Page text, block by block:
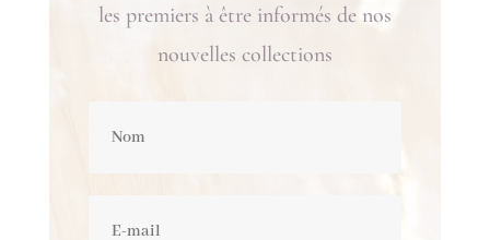
les premiers à être informés de nos
nouvelles collections